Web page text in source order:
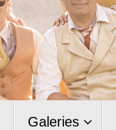
Galeries